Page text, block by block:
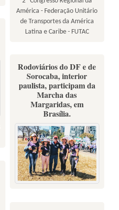
América - Federação Unitário
de Transportes da América
Latina e Caribe - FUTAC
Rodoviários do DF e de
Sorocaba, interior
paulista, participam da
Marcha das
Margaridas, em
Brasília.